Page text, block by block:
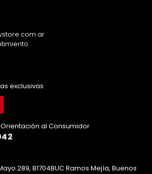
exclusivas
al Consumidor
289, B1704BUC Ramos Mejía, Buenos